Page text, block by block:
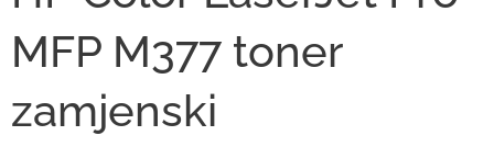
MFP M377 toner
zamjenski